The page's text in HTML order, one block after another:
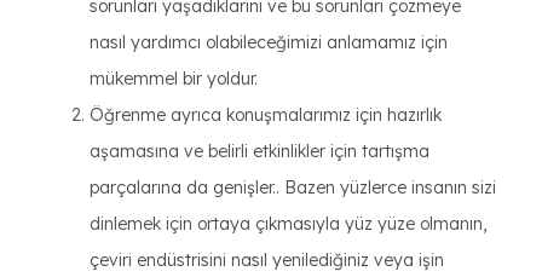
sorunları yaşadıklarını ve bu sorunları çözmeye
nasıl yardımcı olabileceğimizi anlamamız için
mükemmel bir yoldur.
Öğrenme ayrıca konuşmalarımız için hazırlık
aşamasına ve belirli etkinlikler için tartışma
parçalarına da genişler.. Bazen yüzlerce insanın sizi
dinlemek için ortaya çıkmasıyla yüz yüze olmanın,
çeviri endüstrisini nasıl yenilediğiniz veya işin